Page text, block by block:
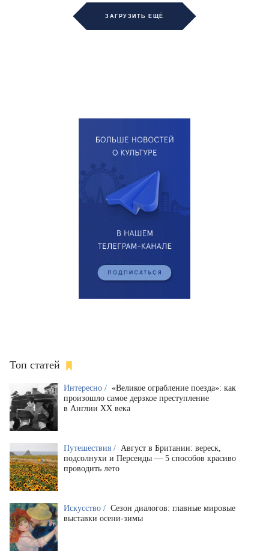
ЗАГРУЗИТЬ ЕЩЁ
Топ статей
Интересно / «Великое ограбление поезда»: как
произошло самое дерзкое преступление
в Англии XX века
Путешествия / Август в Британии: вереск,
подсолнухи и Персеиды — 5 способов красиво
проводить лето
Искусство / Сезон диалогов: главные мировые
выставки осени-зимы